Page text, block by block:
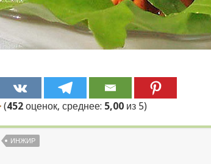
(452оценок, среднее: 5,00из 5)
ИНЖИР